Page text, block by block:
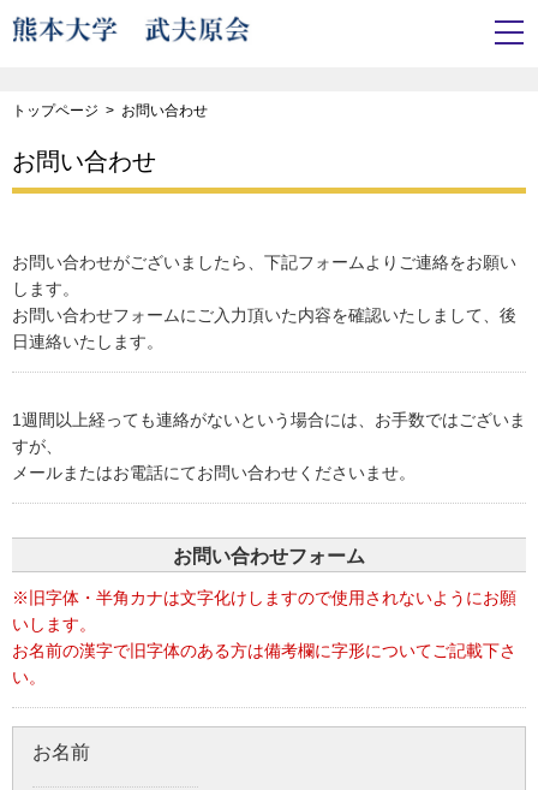
トップページ お問い合わせ
お問い合わせ
お問い合わせがございましたら、下記フォームよりご連絡をお願い
します。
お問い合わせフォームにご入力頂いた内容を確認いたしまして、後
日連絡いたします。
1週間以上経っても連絡がないという場合には、お手数ではございま
すが、
メールまたはお電話にてお問い合わせくださいませ。
お問い合わせフォーム
※旧字体・半角カナは文字化けしますので使用されないようにお願
いします。
お名前の漢字で旧字体のある方は備考欄に字形についてご記載下さ
い。
お名前